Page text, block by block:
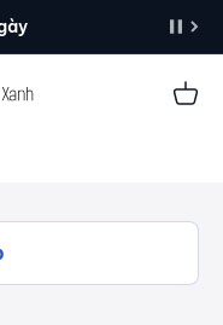
Giỏ
cân bằng hơn,
dừng.